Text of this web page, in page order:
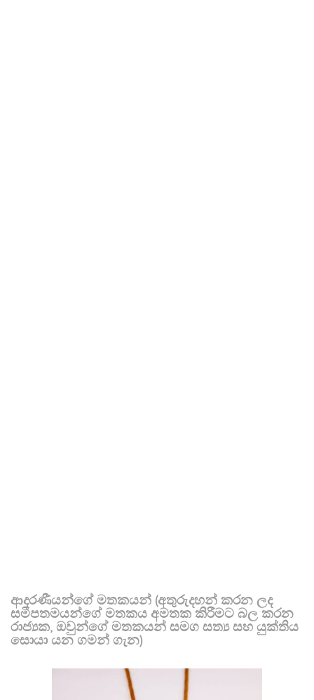
ආදරණීයන්ගේ මතකයන් (අතුරුදහන් කරන ලද
සමීපතමයන්ගේ මතකය අමතක කිරීමට බල කරන
රාජ්‍යක, ඔවුන්ගේ මතකයන් සමග සත්‍ය සහ යුක්තිය
සොයා යන ගමන් ගැන)